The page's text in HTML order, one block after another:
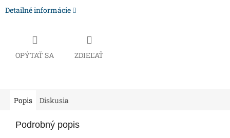
Detailné informácie
OPÝTAŤ SA ZDIEĽAŤ
Popis Diskusia
Podrobný popis